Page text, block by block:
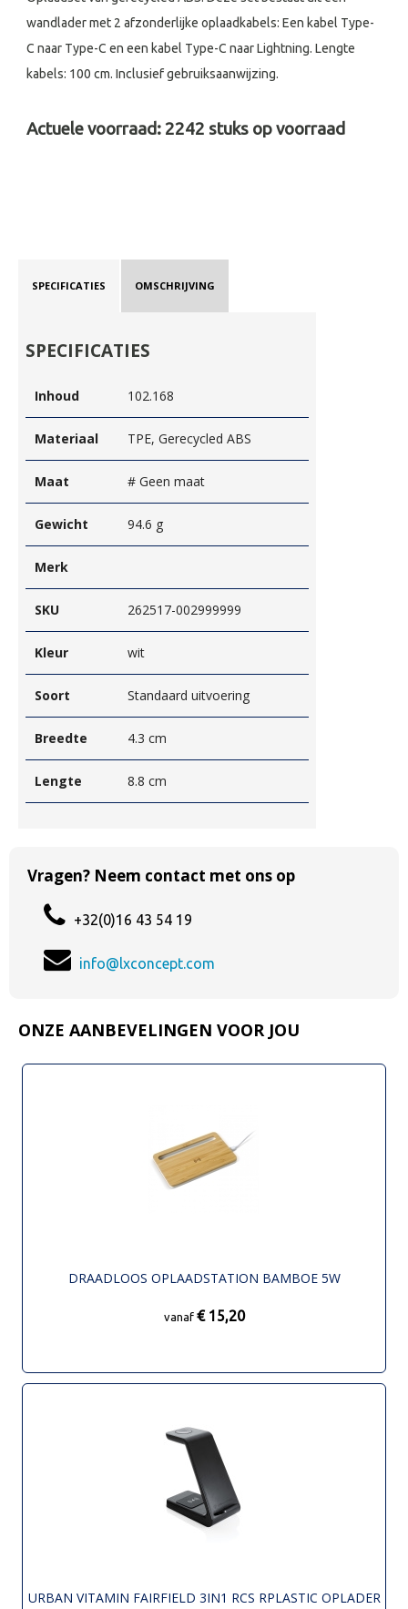
wandlader met 2 afzonderlijke oplaadkabels: Een kabel Type-
C naar Type-C en een kabel Type-C naar Lightning. Lengte
kabels: 100 cm. Inclusief gebruiksaanwijzing.
Actuele voorraad:2242 stuks op voorraad
SPECIFICATIES OMSCHRIJVING
SPECIFICATIES
Inhoud 102.168
Materiaal TPE, Gerecycled ABS
Maat # Geen maat
Gewicht 94.6 g
Merk
SKU 262517-002999999
Kleur wit
Soort Standaard uitvoering
Breedte 4.3 cm
Lengte 8.8 cm
Vragen? Neem contact met ons op
+32(0)16 43 54 19
info@lxconcept.com
ONZE AANBEVELINGEN VOOR JOU
DRAADLOOS OPLAADSTATION BAMBOE 5W
vanaf € 15,20
URBAN VITAMIN FAIRFIELD 3IN1 RCS RPLASTIC OPLADER